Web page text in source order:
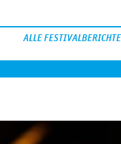
ALLE FESTIVALBERICHTE